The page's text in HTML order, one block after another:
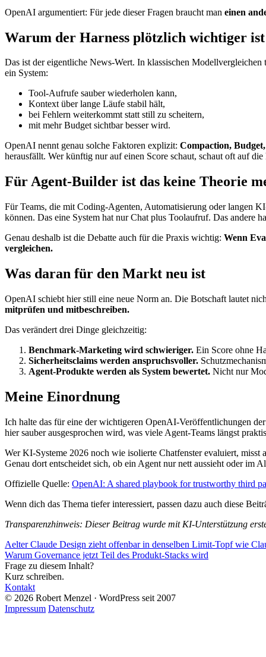
OpenAI argumentiert: Für jede dieser Fragen braucht man einen
Warum der Harness plötzlich wichtiger
Das ist der eigentliche News-Wert. In klassischen
ein System:
Tool-Aufrufe sauber wiederholen kann,
Kontext über lange Läufe stabil hält,
bei Fehlern weiterkommt statt still zu scheitern,
mit mehr Budget sichtbar besser wird.
OpenAI nennt genau solche Faktoren explizit: Compaction,
herausfällt. Wer künftig nur auf einen Score schaut, schaut oft auf die
Für Agent-Builder ist das keine Theorie
Für Teams, die mit Coding-Agenten, Automatisierung oder langen
können. Das eine System hat nur Chat plus Toolaufruf. Das andere
Genau deshalb ist die Debatte auch für die Praxis wichtig: Wenn
vergleichen.
Was daran für den Markt neu ist
OpenAI schiebt hier still eine neue Norm an. Die Botschaft lautet
mitprüfen und mitbeschreiben.
Das verändert drei Dinge gleichzeitig:
Benchmark-Marketing wird schwieriger. Ein Score ohne
Sicherheitsclaims werden anspruchsvoller.
Agent-Produkte werden als System bewertet. Nicht nur
Meine Einordnung
Ich halte das für eine der wichtigeren OpenAI-Veröffentlichungen
hier sauber ausgesprochen wird, was viele Agent-Teams längst
Wer KI-Systeme 2026 noch wie isolierte Chatfenster evaluiert,
Genau dort entscheidet sich, ob ein Agent nur nett aussieht oder im
Offizielle Quelle: OpenAI: A shared playbook for trustworthy third
Wenn dich das Thema tiefer interessiert, passen dazu auch diese
Transparenzhinweis: Dieser Beitrag wurde mit KI-Unterstützung
Aelter Claude Design zieht offenbar in denselben Limit-Topf wie
Warum Governance jetzt Teil des Produkt-Stacks wird
Frage zu diesem Inhalt?
Kurz schreiben.
Kontakt
© 2026 Robert Menzel · WordPress seit 2007
Impressum Datenschutz